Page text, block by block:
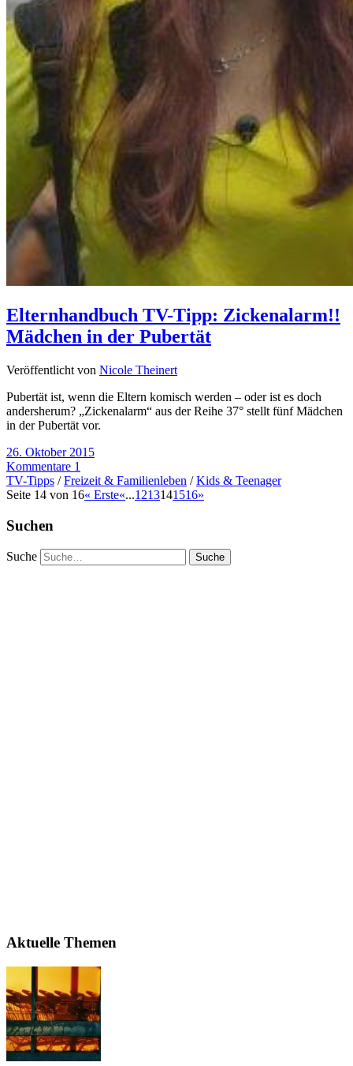
Elternhandbuch TV-Tipp: Zickenalarm!!
Mädchen in der Pubertät
Veröffentlicht von Nicole Theinert
Pubertät ist, wenn die Eltern komisch werden – oder ist es doch
andersherum? „Zickenalarm“ aus der Reihe 37° stellt fünf Mädchen
in der Pubertät vor.
26. Oktober 2015
Kommentare 1
TV-Tipps /Freizeit & Familienleben /Kids & Teenager
Seite 14 von 16« Erste«...1213141516»
Suchen
Suche
Aktuelle Themen